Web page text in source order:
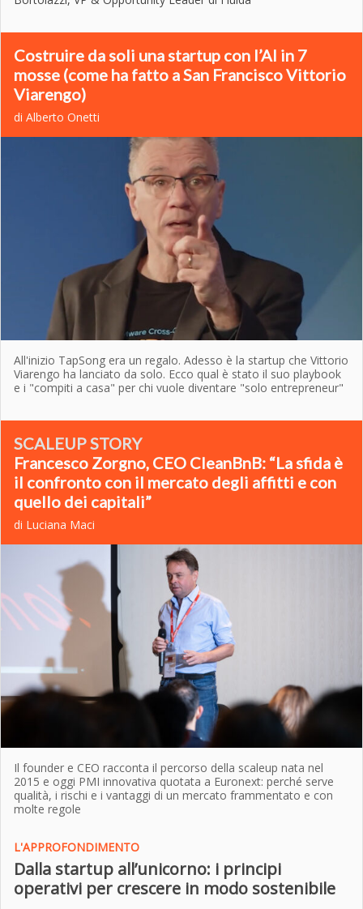
Costruire da soli una startup con l’AI in 7
mosse (come ha fatto a San Francisco Vittorio
Viarengo)
di Alberto Onetti
All'inizio TapSong era un regalo. Adesso è la startup che Vittorio
Viarengo ha lanciato da solo. Ecco qual è stato il suo playbook
e i "compiti a casa" per chi vuole diventare "solo entrepreneur"
SCALEUP STORY
Francesco Zorgno, CEO CleanBnB: “La sfida è
il confronto con il mercato degli affitti e con
quello dei capitali”
di Luciana Maci
Il founder e CEO racconta il percorso della scaleup nata nel
2015 e oggi PMI innovativa quotata a Euronext: perché serve
qualità, i rischi e i vantaggi di un mercato frammentato e con
molte regole
L'APPROFONDIMENTO
Dalla startup all’unicorno: i principi
operativi per crescere in modo sostenibile